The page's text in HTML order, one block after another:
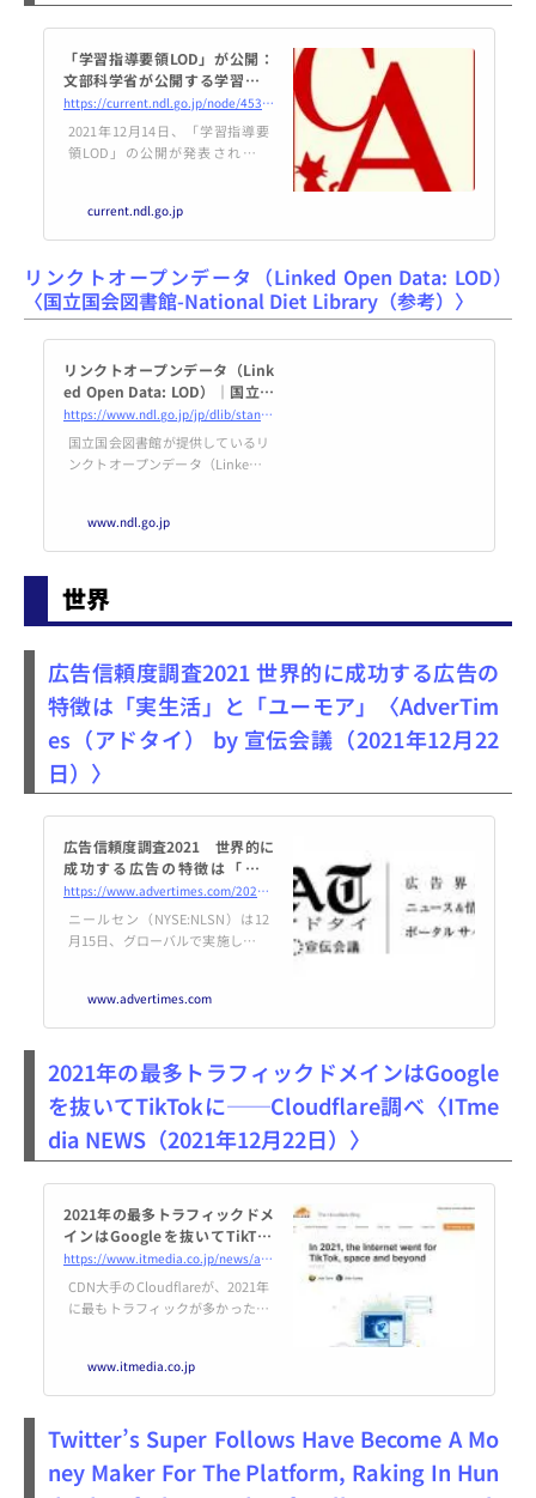
「学習指導要領LOD」が公開：
文部科学省が公開する学習指導
要領と教育要領の内容等をLOD
化
https://current.ndl.go.jp/node/45366
2021年12月14日、「学習指導要
領LOD」の公開が発表されまし
コード・関連情報をLinked Open
Data（LOD）化したものとありま
旧学習指
current.ndl.go.jp
リンクトオープンデータ（Linked Open Data: LOD）
〈国立国会図書館-National Diet Library（参考）〉
リンクトオープンデータ（Link
ed Open Data: LOD）｜国立国
会図書館-National Diet Librar
y
https://www.ndl.go.jp/jp/dlib/standards/lod/index.html
国立国会図書館が提供しているリ
ンクトオープンデータ（Linked O
www.ndl.go.jp
世界
広告信頼度調査2021 世界的に成功する広告の
特徴は「実生活」と「ユーモア」〈AdverTim
es（アドタイ） by 宣伝会議（2021年12月22
日）〉
広告信頼度調査2021 世界的に
成功する広告の特徴は「実生
活」と「ユーモア」 | AdverTi
mes.（アドタイ） by 宣伝会議
https://www.advertimes.com/20211222/article372206/
ニールセン（NYSE:NLSN）は12
月15日、グローバルで実施した消
2021（Nielsen Trust in Advertisin
g Study 2021）」を元に、その分
www.advertimes.com
2021年の最多トラフィックドメインはGoogle
を抜いてTikTokに──Cloudflare調べ〈ITme
dia NEWS（2021年12月22日）〉
2021年の最多トラフィックドメ
インはGoogleを抜いてTikTok
に──Cloudflare調べ
https://www.itmedia.co.jp/news/articles/2112/22/news089.html
CDN大手のCloudflareが、2021年
に最もトラフィックが多かったの
T大手を一気に抜いた。
www.itmedia.co.jp
Twitter’s Super Follows Have Become A Mo
ney Maker For The Platform, Raking In Hun